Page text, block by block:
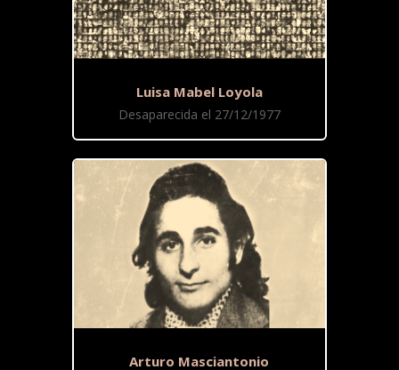
Luisa Mabel Loyola
Desaparecida el 27/12/1977
Arturo Masciantonio